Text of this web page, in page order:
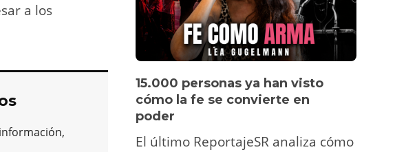
a los
15.000 personas ya han visto
cómo la fe se convierte en
poder
El último ReportajeSR analiza cómo